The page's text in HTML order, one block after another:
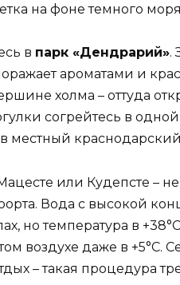
на фоне темного
в парк «Дендрарий».
ароматами и
холма – оттуда
согрейтесь в
местный
или Кудепсте – не
Вода с высокой
но температура в
воздухе даже в +5°C.
– такая процедура